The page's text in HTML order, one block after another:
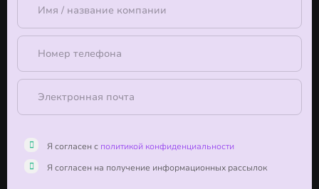
Я согласен с политикой конфиденциальности
Я согласен на получение информационных рассылок